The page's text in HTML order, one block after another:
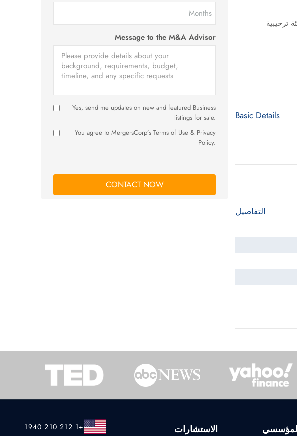
ترحيبية
Basic Details
التفاصيل
Message to the M&A Advisor
Yes, send me updates on new and featured Business
listings for sale.
You agree to MergersCorp’s Terms of Use & Privacy
Policy.
الاستشارات
+1 212 210 1940